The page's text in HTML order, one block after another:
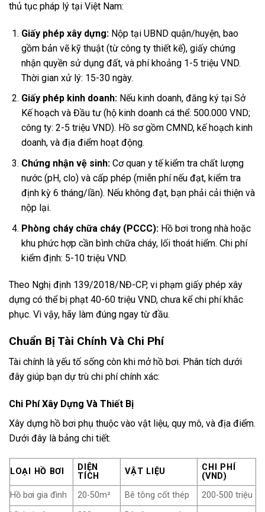
thủ tục pháp lý tại Việt Nam:
Giấy phép xây dựng:Nộp tại UBND quận/huyện, bao
gồm bản vẽ kỹ thuật (từ công ty thiết kế), giấy chứng
nhận quyền sử dụng đất, và phí khoảng 1-5 triệu VND.
Thời gian xử lý: 15-30 ngày.
Giấy phép kinh doanh:Nếu kinh doanh, đăng ký tại Sở
Kế hoạch và Đầu tư (hộ kinh doanh cá thể: 500.000 VND;
công ty: 2-5 triệu VND). Hồ sơ gồm CMND, kế hoạch kinh
doanh, và địa điểm hoạt động.
Chứng nhận vệ sinh:Cơ quan y tế kiểm tra chất lượng
nước (pH, clo) và cấp phép (miễn phí nếu đạt, kiểm tra
định kỳ 6 tháng/lần). Nếu không đạt, bạn phải cải thiện và
nộp lại.
Phòng cháy chữa cháy (PCCC):Hồ bơi trong nhà hoặc
khu phức hợp cần bình chữa cháy, lối thoát hiểm. Chi phí
kiểm định: 5-10 triệu VND.
Theo Nghị định 139/2018/NĐ-CP, vi phạm giấy phép xây
dựng có thể bị phạt 40-60 triệu VND, chưa kể chi phí khắc
phục. Vì vậy, hãy làm đúng ngay từ đầu.
Chuẩn Bị Tài Chính Và Chi Phí
Tài chính là yếu tố sống còn khi mở hồ bơi. Phân tích dưới
đây giúp bạn dự trù chi phí chính xác:
Chi Phí Xây Dựng Và Thiết Bị
Xây dựng hồ bơi phụ thuộc vào vật liệu, quy mô, và địa điểm.
Dưới đây là bảng chi tiết:
LOẠI HỒ BƠI
DIỆN
TÍCH
VẬT LIỆU
CHI PHÍ
(VND)
Hồ bơi gia đình
20-50m² Bê tông cốt thép
200-500 triệu